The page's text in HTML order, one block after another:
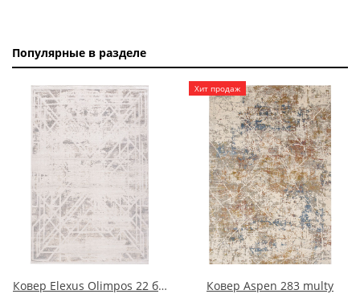
Популярные в разделе
Ковер Elexus Olimpos 22 бежевый
Хит продаж
Ковер Aspen 283 multy